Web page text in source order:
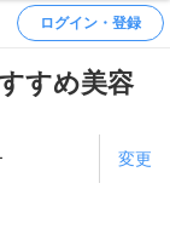
ログイン・登録
すめ美容
変更